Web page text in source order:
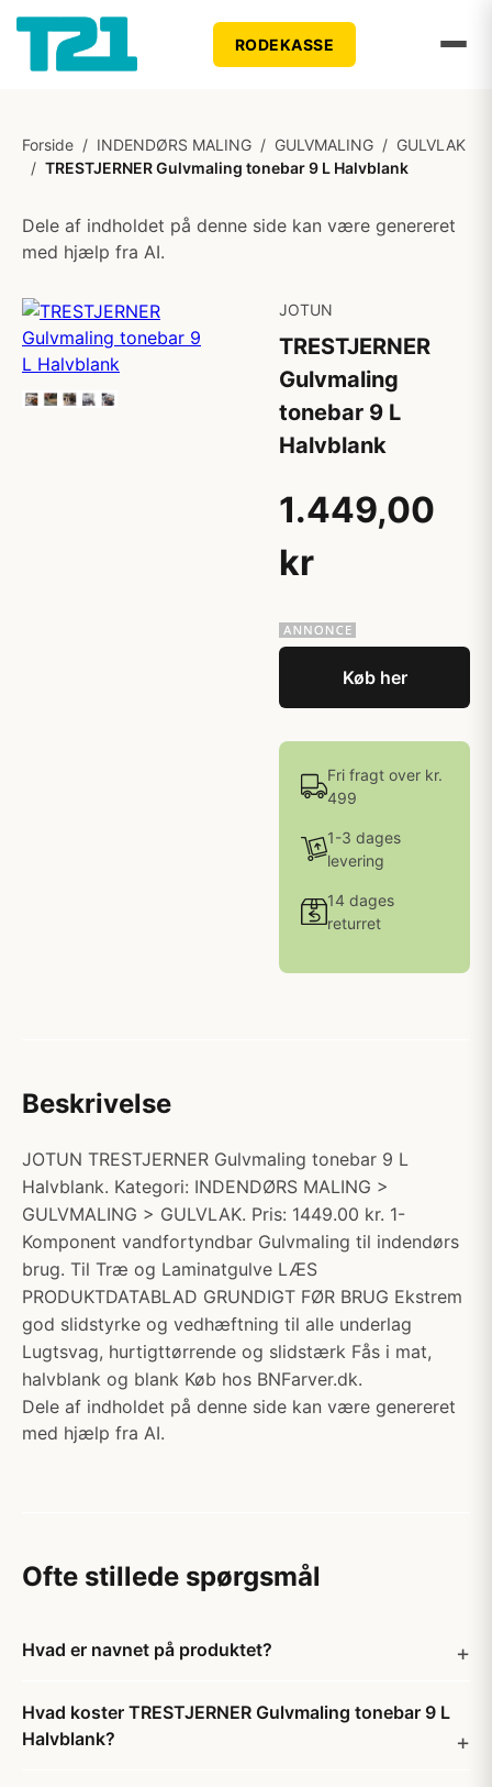
RODEKASSE
Forside / INDENDØRS MALING / GULVMALING / GULVLAK
/ TRESTJERNER Gulvmaling tonebar 9 L Halvblank
Dele af indholdet på denne side kan være genereret
med hjælp fra AI.
JOTUN
TRESTJERNER
Gulvmaling
tonebar 9 L
Halvblank
1.449,00
kr
Køb her
Fri fragt over kr.
499
1-3 dages
levering
14 dages
returret
Beskrivelse
JOTUN TRESTJERNER Gulvmaling tonebar 9 L
Halvblank. Kategori: INDENDØRS MALING >
GULVMALING > GULVLAK. Pris: 1449.00 kr. 1-
Komponent vandfortyndbar Gulvmaling til indendørs
brug. Til Træ og Laminatgulve LÆS
PRODUKTDATABLAD GRUNDIGT FØR BRUG Ekstrem
god slidstyrke og vedhæftning til alle underlag
Lugtsvag, hurtigttørrende og slidstærk Fås i mat,
halvblank og blank Køb hos BNFarver.dk.
Dele af indholdet på denne side kan være genereret
med hjælp fra AI.
Ofte stillede spørgsmål
Hvad er navnet på produktet?
Hvad koster TRESTJERNER Gulvmaling tonebar 9 L
Halvblank?